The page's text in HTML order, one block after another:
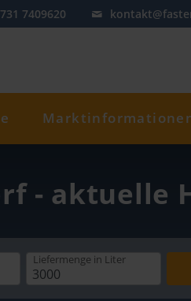
7409620
- aktuelle
Liefermenge in Liter